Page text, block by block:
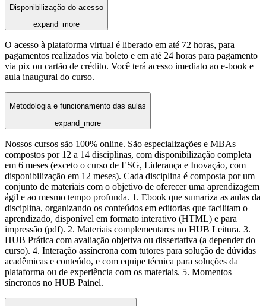
Disponibilização do acesso
expand_more
O acesso à plataforma virtual é liberado em até 72 horas, para
pagamentos realizados via boleto e em até 24 horas para pagamento
via pix ou cartão de crédito. Você terá acesso imediato ao e-book e
aula inaugural do curso.
Metodologia e funcionamento das aulas
expand_more
Nossos cursos são 100% online. São especializações e MBAs
compostos por 12 a 14 disciplinas, com disponibilização completa
em 6 meses (exceto o curso de ESG, Liderança e Inovação, com
disponibilização em 12 meses). Cada disciplina é composta por um
conjunto de materiais com o objetivo de oferecer uma aprendizagem
ágil e ao mesmo tempo profunda. 1. Ebook que sumariza as aulas da
disciplina, organizando os conteúdos em editorias que facilitam o
aprendizado, disponível em formato interativo (HTML) e para
impressão (pdf). 2. Materiais complementares no HUB Leitura. 3.
HUB Prática com avaliação objetiva ou dissertativa (a depender do
curso). 4. Interação assíncrona com tutores para solução de dúvidas
acadêmicas e conteúdo, e com equipe técnica para soluções da
plataforma ou de experiência com os materiais. 5. Momentos
síncronos no HUB Painel.